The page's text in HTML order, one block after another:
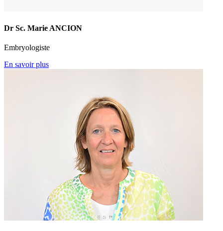
Dr Sc. Marie ANCION
Embryologiste
En savoir plus